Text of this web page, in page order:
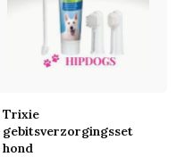
Trixie
gebitsverzorgingsset
hond